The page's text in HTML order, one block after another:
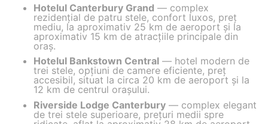
Hotelul Canterbury Grand — complex
rezidențial de patru stele, confort luxos, preț
mediu, la aproximativ 25 km de aeroport și la
aproximativ 15 km de atracțiile principale din
oraș.
Hotelul Bankstown Central — hotel modern de
trei stele, opțiuni de camere eficiente, preț
accesibil, situat la circa 20 km de aeroport și la
12 km de centrul orașului.
Riverside Lodge Canterbury — complex elegant
de trei stele superioare, prețuri medii spre